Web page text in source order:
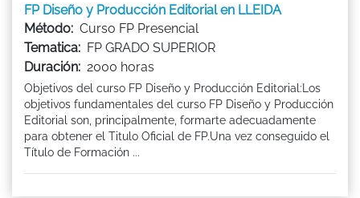
FP Diseño y Producción Editorial en LLEIDA
Método: Curso FP Presencial
Tematica: FP GRADO SUPERIOR
Duración: 2000 horas
Objetivos del curso FP Diseño y Producción Editorial:Los
objetivos fundamentales del curso FP Diseño y Producción
Editorial son, principalmente, formarte adecuadamente
para obtener el Titulo Oficial de FP.Una vez conseguido el
Título de Formación ...